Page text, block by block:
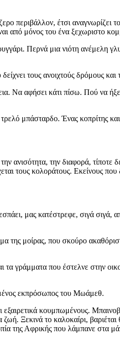
περιβάλλον, έτσι αναγνωρίζει
από μόνος του ένα ξεχωριστο
Περνά μια νιότη ανέμελη
τους ανοιχτούς δρόμους και
Να αφήσει κάτι πίσω. Πού να
μπάσταρδο. Ένας κοπρίτης
ανισότητα, την διαφορά, τίποτε
τους κολοράτους. Εκείνους που
μας κατέστρεφε, σιγά σιγά,
της μοίρας, που σκούρο
τα γράμματα που έστελνε στην
εκπρόσωπος του Μωάμεθ.
κουμπωμένους.
Ξεκινά το καλοκαίρι, βαριέται
της Αφρικής που λάμπανε στα